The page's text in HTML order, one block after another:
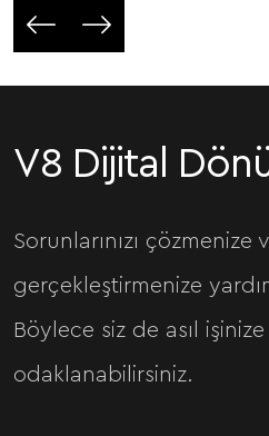
V8 Dijital
Sorunlarınızı çözmenize
gerçekleştirmenize
Böylece siz de asıl işinize
odaklanabilirsiniz.